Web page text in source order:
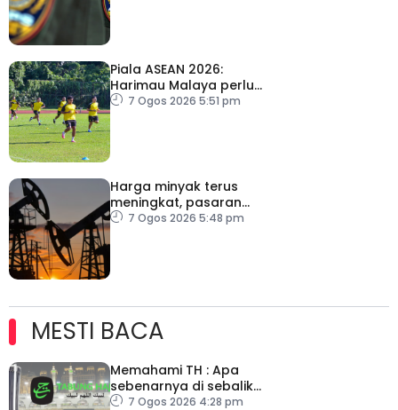
Piala ASEAN 2026:
Harimau Malaya perlu
lebih agresif
7 Ogos 2026 5:51 pm
Harga minyak terus
meningkat, pasaran
saham merosot ekoran
7 Ogos 2026 5:48 pm
MESTI BACA
Memahami TH : Apa
sebenarnya di sebalik
angka
7 Ogos 2026 4:28 pm